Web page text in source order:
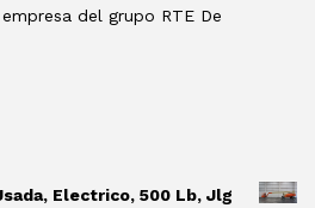
del grupo RTE De
Electrico, 500 Lb, Jlg